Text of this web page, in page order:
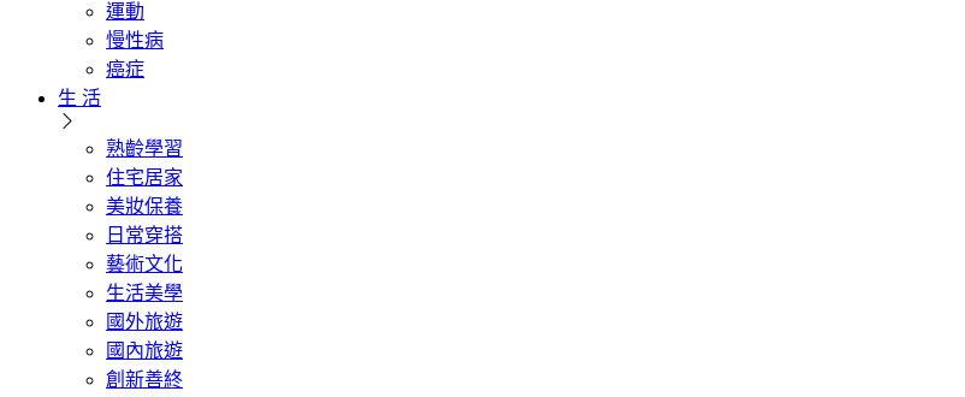
運動
慢性病
癌症
生 活
熟齡學習
住宅居家
美妝保養
日常穿搭
藝術文化
生活美學
國外旅遊
國內旅遊
創新善終